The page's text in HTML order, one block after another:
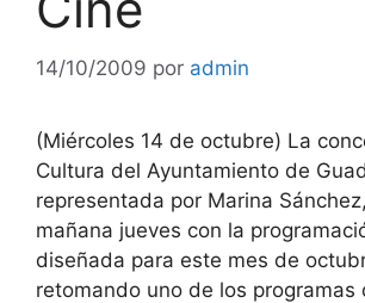
14/10/2009 por admin
(Miércoles 14 de octubre) La
Cultura del Ayuntamiento de
representada por Marina
mañana jueves con la
diseñada para este mes de
retomando uno de los programas